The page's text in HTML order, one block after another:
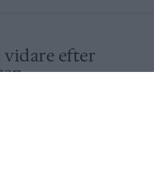
vidare efter